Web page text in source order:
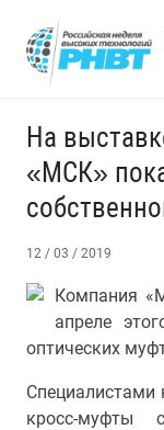
На
«МСК»
12 / 03 / 2019
Компания
апреле
оптических
Специалистами
кросс-муфты